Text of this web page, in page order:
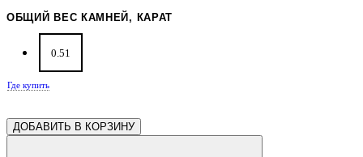
ОБЩИЙ ВЕС КАМНЕЙ, КАРАТ
0.51
Где купить
ДОБАВИТЬ В КОРЗИНУ